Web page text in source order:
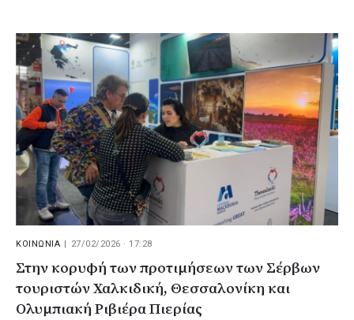
ΚΟΙΝΩΝΙΑ 27/02/2026 · 17:28
Στην κορυφή των προτιμήσεων των Σέρβων
τουριστών Χαλκιδική, Θεσσαλονίκη και
Ολυμπιακή Ριβιέρα Πιερίας